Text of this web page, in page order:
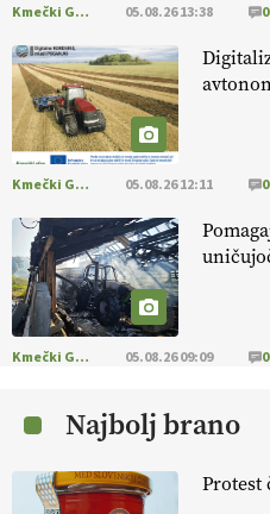
Kmečki Glas 05.08.26 13:38 0
Kmečki Glas 05.08.26 12:11 0
Kmečki Glas 05.08.26 09:09 0
Najbolj brano
Protest